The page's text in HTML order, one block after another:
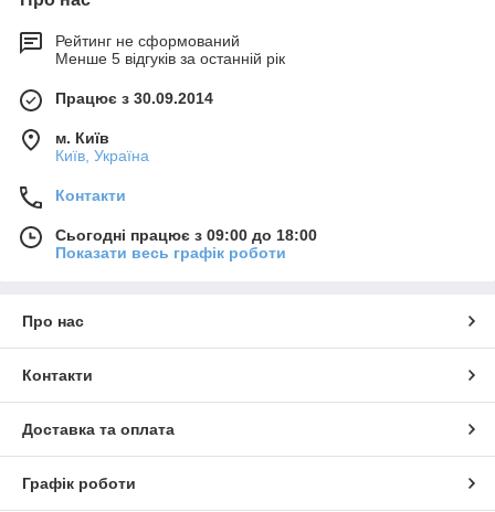
Рейтинг не сформований
Менше 5 відгуків за останній рік
Працює з 30.09.2014
м. Київ
Київ, Україна
Контакти
Сьогодні працює з 09:00 до 18:00
Показати весь графік роботи
Про нас
Контакти
Доставка та оплата
Графік роботи